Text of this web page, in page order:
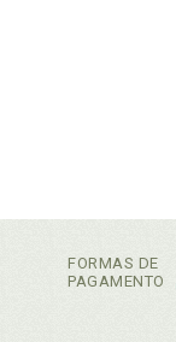
FORMAS DE
PAGAMENTO